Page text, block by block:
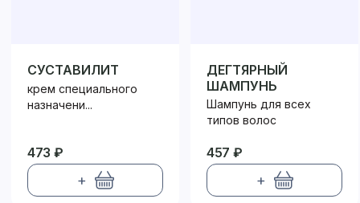
СУСТАВИЛИТ
крем специального
назначени...
473 ₽
+
ДЕГТЯРНЫЙ
ШАМПУНЬ
Шампунь для всех
типов волос
457 ₽
+